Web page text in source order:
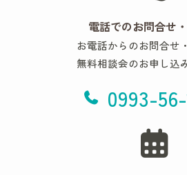
電話でのお問合せ
お電話からのお問合せ
無料相談会のお申し込
0993-